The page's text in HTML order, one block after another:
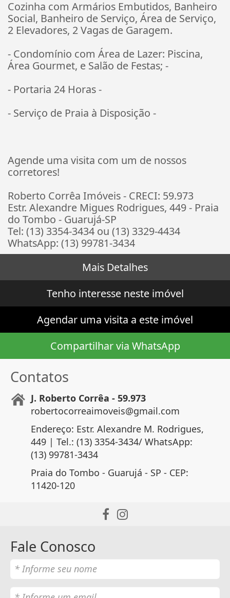
Cozinha com Armários Embutidos, Banheiro
Social, Banheiro de Serviço, Área de Serviço,
2 Elevadores, 2 Vagas de Garagem.
- Condomínio com Área de Lazer: Piscina,
Área Gourmet, e Salão de Festas; -
- Portaria 24 Horas -
- Serviço de Praia à Disposição -
Agende uma visita com um de nossos
corretores!
Roberto Corrêa Imóveis - CRECI: 59.973
Estr. Alexandre Migues Rodrigues, 449 - Praia
do Tombo - Guarujá-SP
Tel: (13) 3354-3434 ou (13) 3329-4434
WhatsApp: (13) 99781-3434
Mais Detalhes
Tenho interesse neste imóvel
Agendar uma visita a este imóvel
Compartilhar via WhatsApp
Contatos
J. Roberto Corrêa - 59.973
robertocorreaimoveis@gmail.com
Endereço: Estr. Alexandre M. Rodrigues,
449 | Tel.: (13) 3354-3434/ WhatsApp:
(13) 99781-3434
Praia do Tombo - Guarujá - SP - CEP:
11420-120
Fale Conosco